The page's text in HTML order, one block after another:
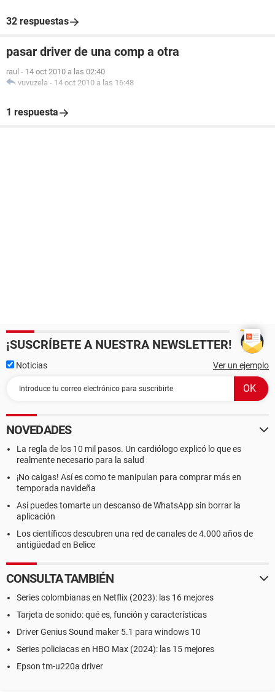
32 respuestas
pasar driver de una comp a otra
raul - 14 oct 2010 a las 02:40
vuvuzela - 14 oct 2010 a las 16:48
1 respuesta
¡SUSCRÍBETE A NUESTRA NEWSLETTER!
Noticias Ver un ejemplo
NOVEDADES
La regla de los 10 mil pasos. Un cardiólogo explicó lo que es
realmente necesario para la salud
¡No caigas! Así es como te manipulan para comprar más en
temporada navideña
Así puedes tomarte un descanso de WhatsApp sin borrar la
aplicación
Los científicos descubren una red de canales de 4.000 años de
antigüedad en Belice
CONSULTA TAMBIÉN
Series colombianas en Netflix (2023): las 16 mejores
Tarjeta de sonido: qué es, función y características
Driver Genius Sound maker 5.1 para windows 10
Series policiacas en HBO Max (2024): las 15 mejores
Epson tm-u220a driver